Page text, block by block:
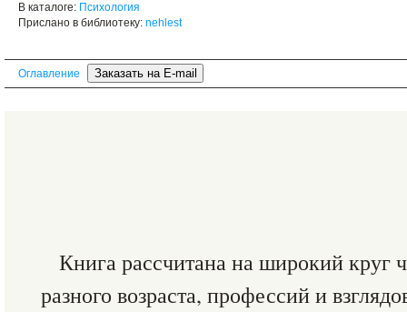
В каталоге: Психология
Прислано в библиотеку: nehlest
Оглавление
Книга рассчитана на широкий круг
разного возраста, профессий и